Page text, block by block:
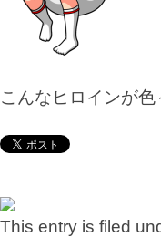
こんなヒロインが
This entry is filed